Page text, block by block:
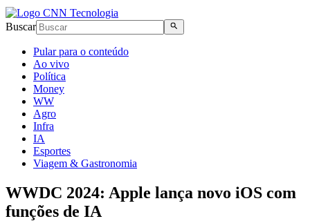
Buscar
Pular para o conteúdo
Ao vivo
Política
Money
WW
Agro
Infra
IA
Esportes
Viagem & Gastronomia
WWDC 2024: Apple lança novo iOS com
funções de IA